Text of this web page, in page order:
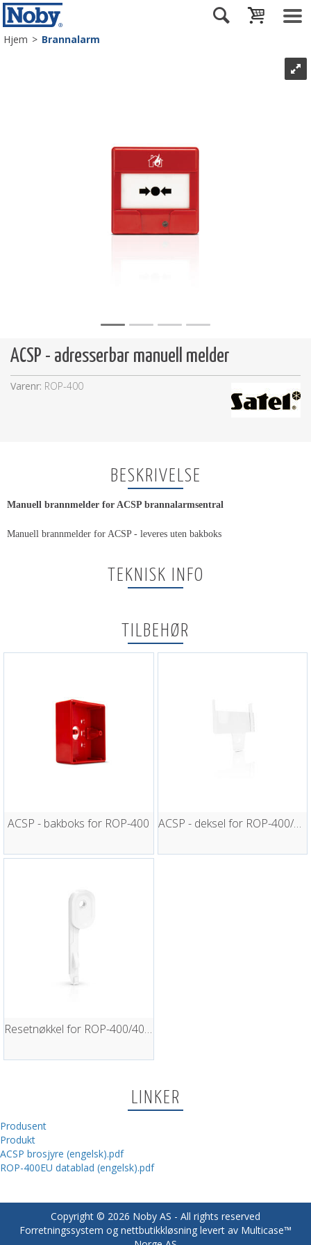
Hjem>Brannalarm
ACSP - adresserbar manuell melder
Varenr: ROP-400
BESKRIVELSE
Manuell brannmelder for ACSP brannalarmsentral
Manuell brannmelder for ACSP - leveres uten bakboks
TEKNISK INFO
TILBEHØR
ACSP - bakboks for ROP-400 ACSP - deksel for ROP-400/401 - 10 stk
Resetnøkkel for ROP-400/401 - 10 stk
LINKER
Produsent
Produkt
ACSP brosjyre (engelsk).pdf
ROP-400EU datablad (engelsk).pdf
Copyright © 2026 Noby AS - All rights reserved
Forretningssystem og nettbutikkløsning levert av Multicase™